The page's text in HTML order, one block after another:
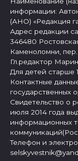
информации:
(АНО) «Редакция
Адрес редакции
346480
Каменоломни,
Гл.редактор
Для детей старше
Контактные
государственных
Свидетельство о
июля 2014 года
информационных
Телефон и